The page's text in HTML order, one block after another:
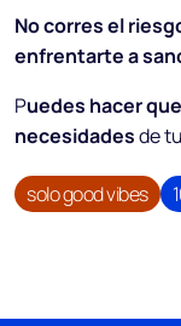
No corres el
enfrentarte a
Puedes hacer
necesidadesde
solo good vibes